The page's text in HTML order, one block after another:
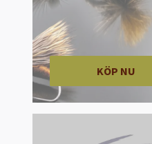
KÖP NU